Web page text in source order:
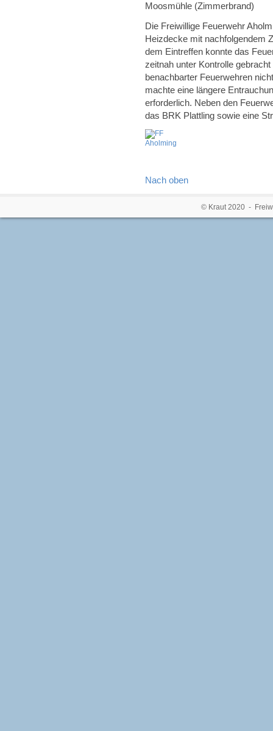
Moosmühle (Zimmerbrand)
Die Freiwillige Feuerwehr
Heizdecke mit nachfolgendem
dem Eintreffen konnte das
zeitnah unter Kontrolle
benachbarter Feuerwehren
machte eine längere
erforderlich. Neben den
das BRK Plattling sowie eine
Nach oben
© Kraut 2020 -